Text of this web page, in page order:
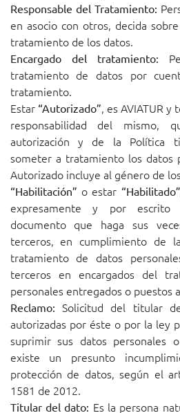
Responsable del Tratamiento:
en asocio con otros, decida
tratamiento de los datos.
Encargado del tratamiento:
tratamiento de datos por
tratamiento.
Estar “Autorizado”, es AVIATUR y
responsabilidad del
autorización y de la Política
someter a tratamiento los datos
Autorizado incluye al género de
“Habilitación” o estar “Habilitado”
expresamente y por
documento que haga sus
terceros, en cumplimiento de
tratamiento de datos
terceros en encargados del
personales entregados o puestos
Reclamo: Solicitud del titular
autorizadas por éste o por la ley
suprimir sus datos personales
existe un presunto
protección de datos, según el
1581 de 2012.
Titular del dato: Es la persona